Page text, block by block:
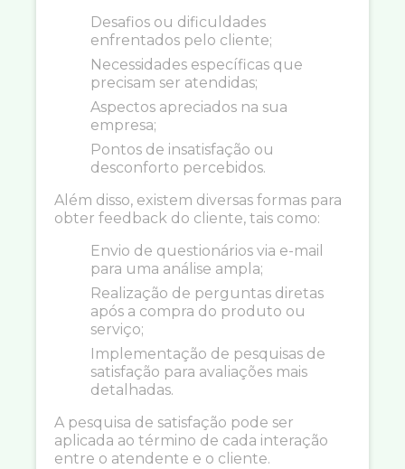
Desafios ou dificuldades
enfrentados pelo cliente;
Necessidades específicas que
precisam ser atendidas;
Aspectos apreciados na sua
empresa;
Pontos de insatisfação ou
desconforto percebidos.
Além disso, existem diversas formas para
obter feedback do cliente, tais como:
Envio de questionários via e-mail
para uma análise ampla;
Realização de perguntas diretas
após a compra do produto ou
serviço;
Implementação de pesquisas de
satisfação para avaliações mais
detalhadas.
A pesquisa de satisfação pode ser
aplicada ao término de cada interação
entre o atendente e o cliente.